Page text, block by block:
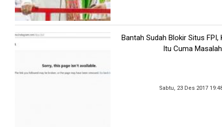
Bantah Sudah Blokir Situs
Itu Cuma
Sabtu, 23 Des 2017